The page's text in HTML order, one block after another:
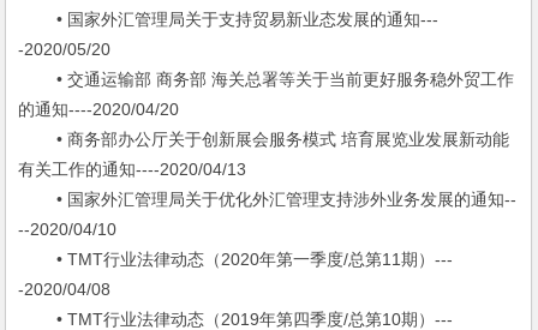
• 国家外汇管理局关于支持贸易新业态发展的通知---
-2020/05/20
• 交通运输部 商务部 海关总署等关于当前更好服务稳外贸工作
的通知----2020/04/20
• 商务部办公厅关于创新展会服务模式 培育展览业发展新动能
有关工作的通知----2020/04/13
• 国家外汇管理局关于优化外汇管理支持涉外业务发展的通知--
--2020/04/10
• TMT行业法律动态（2020年第一季度/总第11期）---
-2020/04/08
• TMT行业法律动态（2019年第四季度/总第10期）---